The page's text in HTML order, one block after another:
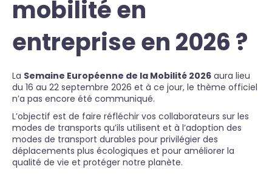
mobilité en
entreprise en 2026 ?
La Semaine Européenne de la Mobilité 2026 aura lieu
du 16 au 22 septembre 2026 et à ce jour, le thème officiel
n’a pas encore été communiqué.
L’objectif est de faire réfléchir vos collaborateurs sur les
modes de transports qu’ils utilisent et à l’adoption des
modes de transport durables pour privilégier des
déplacements plus écologiques et pour améliorer la
qualité de vie et protéger notre planète.